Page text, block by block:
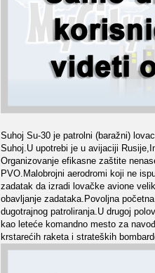
Suhoj Su-30 je patrolni (baražni)
Suhoj.U upotrebi je u avijaciji
Organizovanje efikasne zaštite
PVO.Malobrojni aerodromi koji ne
zadatak da izradi lovačke avione
obavljanje zadataka.Povoljna
dugotrajnog patroliranja.U drugoj
kao leteće komandno mesto za
krstarećih raketa i strateških